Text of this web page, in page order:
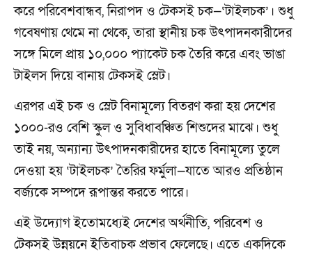
করে পরিবেশবান্ধব, নিরাপদ ও টেকসই চক—‘টাইলচক’। শুধু
গবেষণায় থেমে না থেকে, তারা স্থানীয় চক উৎপাদনকারীদের
সঙ্গে মিলে প্রায় ১০,০০০ প্যাকেট চক তৈরি করে এবং ভাঙা
টাইলস দিয়ে বানায় টেকসই স্লেট।
এরপর এই চক ও স্লেট বিনামূল্যে বিতরণ করা হয় দেশের
১০০০-রও বেশি স্কুল ও সুবিধাবঞ্চিত শিশুদের মাঝে। শুধু
তাই নয়, অন্যান্য উৎপাদনকারীদের হাতে বিনামূল্যে তুলে
দেওয়া হয় ‘টাইলচক’ তৈরির ফর্মুলা—যাতে আরও প্রতিষ্ঠান
বর্জ্যকে সম্পদে রূপান্তর করতে পারে।
এই উদ্যোগ ইতোমধ্যেই দেশের অর্থনীতি, পরিবেশ ও
টেকসই উন্নয়নে ইতিবাচক প্রভাব ফেলেছে। এতে একদিকে